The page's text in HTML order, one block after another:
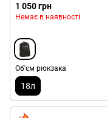
1 050 грн
Немає в наявності
Об'єм рюкзака
18л